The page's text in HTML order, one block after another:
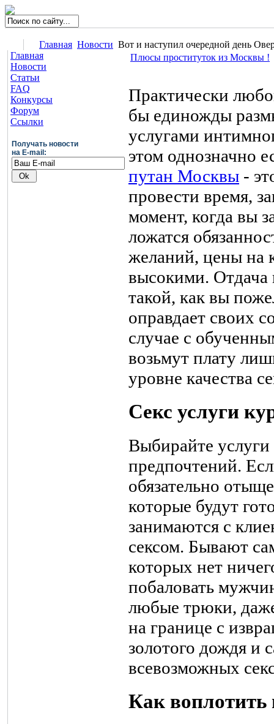
Главная Новости Вот и наступил очередной день
Главная
Новости
Статьи
FAQ
Конкурсы
Форум
Ссылки
Получать новости
на E-mail:
Плюсы проституток из Москвы !
Практически
бы единожды
услугами
этом однозначно
путан Москвы -
провести время,
момент, когда вы
ложатся
желаний, цены на
высокими. Отдача
такой, как вы
оправдает своих
случае с
возьмут плату
уровне качества
Секс услуги
Выбирайте
предпочтений.
обязательно
которые будут
занимаются с
сексом. Бывают
которых нет
побаловать
любые трюки, даже
на границе с
золотого дождя и
всевозможных
Как воплотить